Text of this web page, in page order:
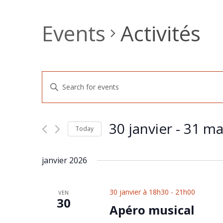
Events Activités
Events
Search
Views
Navigation
Enter
Keyword.
by
Keyword.
Today 30 janvier - 31
janvier 2026
VEN
30
30 janvier à 18h30 - 21h00
Apéro musical